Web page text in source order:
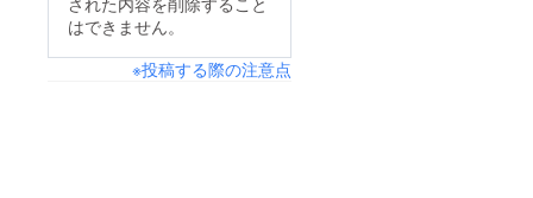
はできません。
※投稿する際の注意点